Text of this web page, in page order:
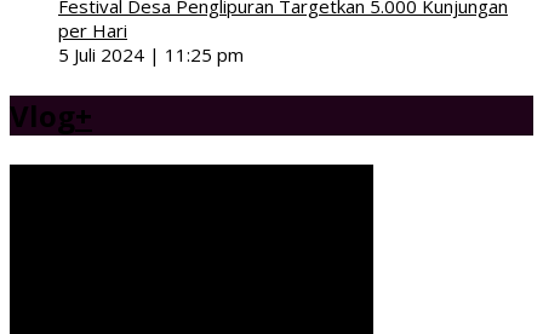
Festival Desa Penglipuran Targetkan 5.000 Kunjungan
per Hari
5 Juli 2024 | 11:25 pm
Vlog+